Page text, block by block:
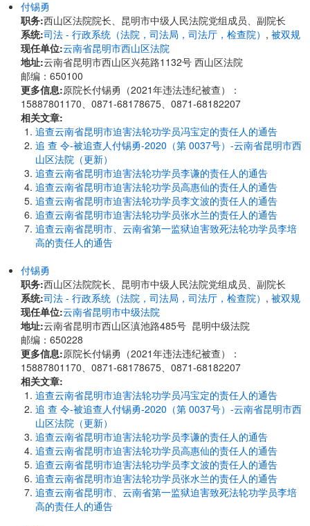
付锡勇
职务:西山区法院院长、昆明市中级人民法院党组成员、副院长
系统:司法 - 行政系统（法院，司法局，司法厅，检查院） , 被双规
现任单位:云南省昆明市西山区法院
地址:云南省昆明市西山区兴苑路1132号 西山区法院
邮编：650100
更多信息:原院长付锡勇（2021年违法违纪被查）：
15887801170、0871-68178675、0871-68182207
相关文章:
追查云南省昆明市迫害法轮功学员冯宝定的责任人的通告
追 查 令-被追查人付锡勇-2020（第 0037号）-云南省昆明市西
山区法院（更新）
追查云南省昆明市迫害法轮功学员李谦的责任人的通告
追查云南省昆明市迫害法轮功学员高惠仙的责任人的通告
追查云南省昆明市迫害法轮功学员李文波的责任人的通告
追查云南省昆明市迫害法轮功学员张水兰的责任人的通告
追查云南省昆明市、云南省第一监狱迫害致死法轮功学员李培
高的责任人的通告
付锡勇
职务:西山区法院院长、昆明市中级人民法院党组成员、副院长
系统:司法 - 行政系统（法院，司法局，司法厅，检查院） , 被双规
现任单位:云南省昆明市中级法院
地址:云南省昆明市西山区滇池路485号 昆明中级法院
邮编：650228
更多信息:原院长付锡勇（2021年违法违纪被查）：
15887801170、0871-68178675、0871-68182207
相关文章:
追查云南省昆明市迫害法轮功学员冯宝定的责任人的通告
追 查 令-被追查人付锡勇-2020（第 0037号）-云南省昆明市西
山区法院（更新）
追查云南省昆明市迫害法轮功学员李谦的责任人的通告
追查云南省昆明市迫害法轮功学员高惠仙的责任人的通告
追查云南省昆明市迫害法轮功学员李文波的责任人的通告
追查云南省昆明市迫害法轮功学员张水兰的责任人的通告
追查云南省昆明市、云南省第一监狱迫害致死法轮功学员李培
高的责任人的通告